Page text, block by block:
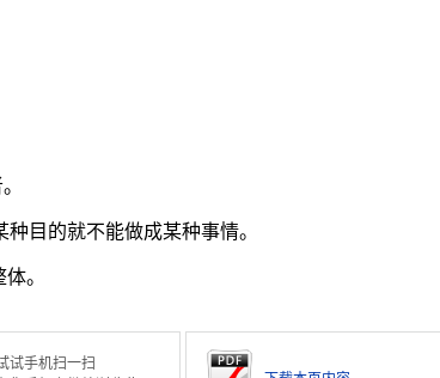
目的就不能做成某种事情。
。
试手机扫一扫